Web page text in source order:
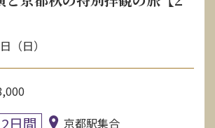
（日）
2日間 京都駅集合